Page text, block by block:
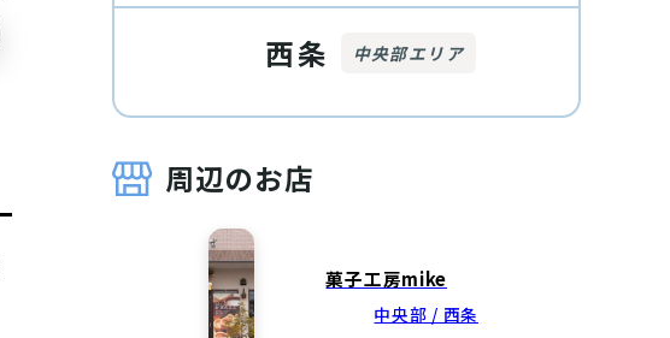
西条 中央部エリア
周辺のお店
菓子工房mike
中央部 / 西条